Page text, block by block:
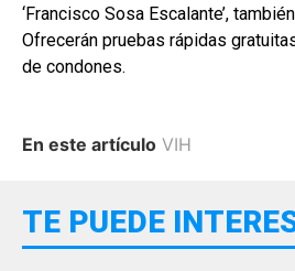
‘Francisco Sosa Escalante’,
Ofrecerán pruebas rápidas
de condones.
En este artículo VIH
TE PUEDE